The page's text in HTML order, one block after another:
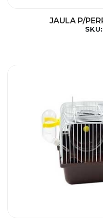
JAULA P/
SKU: